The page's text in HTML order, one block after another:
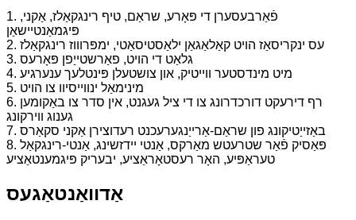
1. פֿאַרבעסערן די פּאָרע, שראַם, טיף רינגקאַלז, אַקני,
פּיגמאַנטיישאַן
2. עס ינקריסאַז הויט קאַלאַגאַן ילאַסטיסאַטי, ימפּרוווז רינגקאַלז
3. גלאַט די הויט, פאַרשטייַפן פּאָרעס
4. מיט מינדסטער ווייטיק, און צושטעלן פּינטלעך ענערגיע
5. מינימאַל ינווייסיוו צו הויט
6. רף דירעקט דורכדרונג צו די ציל געגנט, אין סדר צו באַקומען
גענוג ווירקונג
7. באַזייַטיקונג פון שראַם-אַרייַנגערעכנט רעדוצירן אַקני סקאַרס
8. פּאַסיק פֿאַר שטרעטש מאַרקס, אַנטי יידזשינג, אַנטי-רינגקאַל
טעראַפּיע, האָר רעסטאָראַציע, יבעריק פּיגמענטאַציע
אַדוואַנטאַגעס